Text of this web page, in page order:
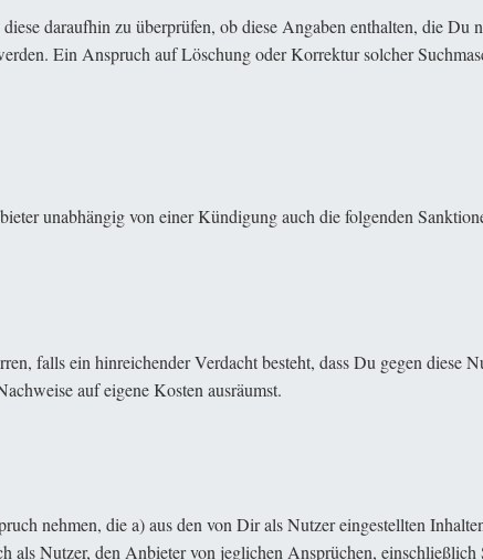
daraufhin zu überprüfen, ob diese Angaben enthalten, die Du
Ein Anspruch auf Löschung oder Korrektur solcher
unabhängig von einer Kündigung auch die folgenden
falls ein hinreichender Verdacht besteht, dass Du gegen diese
auf eigene Kosten ausräumst.
nehmen, die a) aus den von Dir als Nutzer eingestellten
Nutzer, den Anbieter von jeglichen Ansprüchen, einschließlich